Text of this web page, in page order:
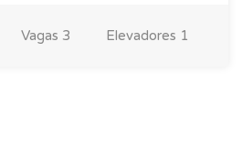
Vagas 3 Elevadores 1